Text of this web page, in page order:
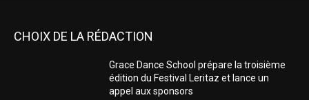
CHOIX DE LA RÉDACTION
Grace Dance School prépare la troisième
édition du Festival Leritaz et lance un
appel aux sponsors